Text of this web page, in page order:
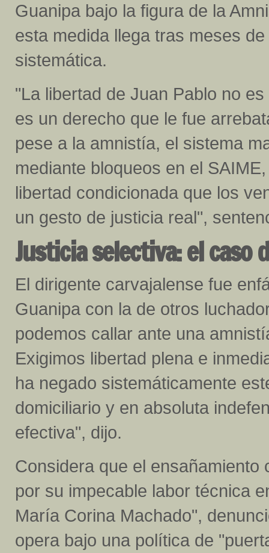
Guanipa bajo la figura de la
esta medida llega tras meses
sistemática.
"La libertad de Juan Pablo no
es un derecho que le fue
pese a la amnistía, el sistema
mediante bloqueos en el
libertad condicionada que los
un gesto de justicia real",
Justicia selectiva: el caso
El dirigente carvajalense fue
Guanipa con la de otros
podemos callar ante una
Exigimos libertad plena e
ha negado sistemáticamente
domiciliario y en absoluta
efectiva", dijo.
Considera que el
por su impecable labor técnica
María Corina Machado",
opera bajo una política de